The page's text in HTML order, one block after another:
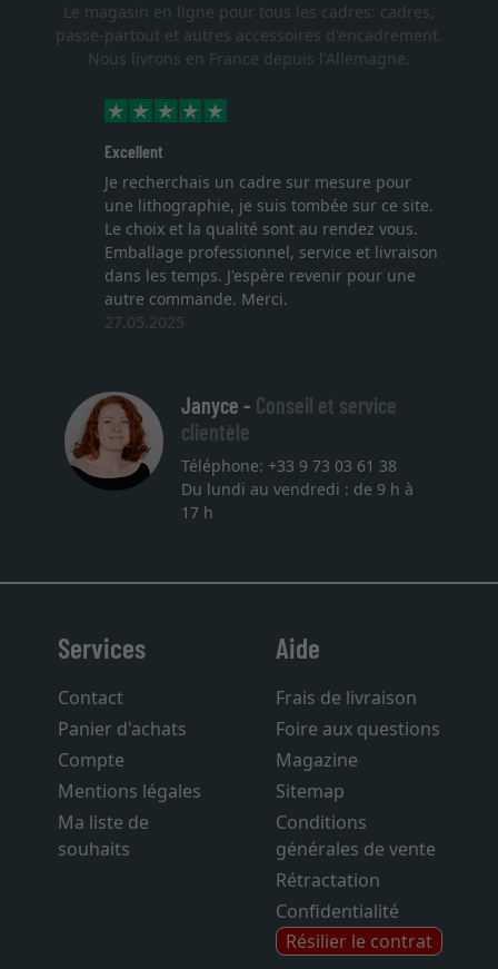
Le magasin en ligne pour tous les cadres: cadres,
passe-partout et autres accessoires d'encadrement.
Nous livrons en France depuis l'Allemagne.
Excellent
Je recherchais un cadre sur mesure pour
une lithographie, je suis tombée sur ce site.
Le choix et la qualité sont au rendez vous.
Emballage professionnel, service et livraison
dans les temps. J'espère revenir pour une
autre commande. Merci.
27.05.2025
Janyce - Conseil et service
clientèle
Téléphone: +33 9 73 03 61 38
Du lundi au vendredi : de 9 h à
17 h
Services
Contact
Panier d'achats
Compte
Mentions légales
Ma liste de
souhaits
Aide
Frais de livraison
Foire aux questions
Magazine
Sitemap
Conditions
générales de vente
Rétractation
Confidentialité
Résilier le contrat